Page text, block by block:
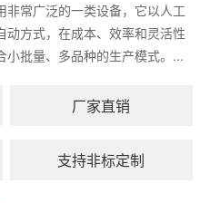
常广泛的一类设备，它以人工
动方式，在成本、效率和灵活性
小批量、多品种的生产模式。...
厂家直销
支持非标定制